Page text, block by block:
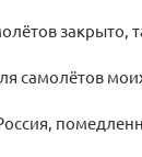
закрыто,
самолётов